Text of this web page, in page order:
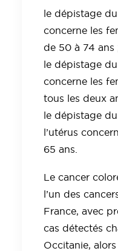
le dépistage
concerne les
de 50 à 74 ans
le dépistage
concerne les
tous les deux
le dépistage
l’utérus
65 ans.
Le cancer
l’un des
France, avec
cas détectés
Occitanie,